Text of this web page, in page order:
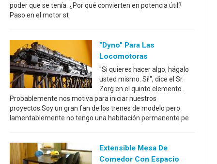
poder que se tenía. ¿Por qué convierten en potencia útil?
Paso en el motor st
"Dyno" Para Las
Locomotoras
"Si quieres hacer algo, hágalo
usted mismo. Sí!", dice el Sr.
Zorg en el quinto elemento.
Probablemente nos motiva para iniciar nuestros
proyectos.Soy un gran fan de los trenes de modelo pero
lamentablemente no tengo una habitación permanente pe
Extensible Mesa De
Comedor Con Espacio